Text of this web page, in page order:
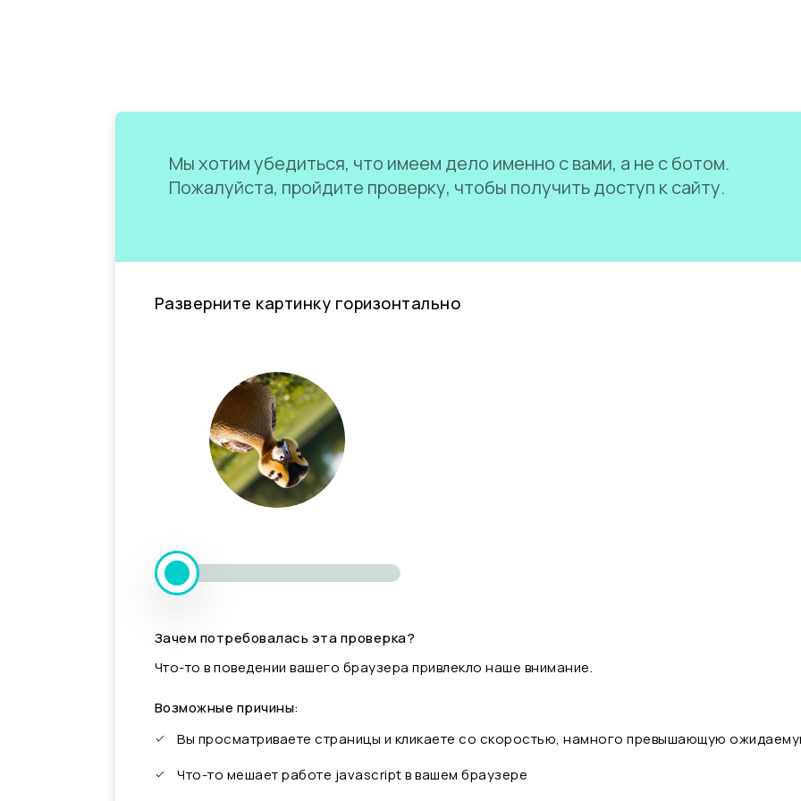
Мы хотим убедиться, что имеем дело именно с вами, а не с ботом.
Пожалуйста, пройдите проверку, чтобы получить доступ к сайту.
Разверните картинку горизонтально
Зачем потребовалась эта проверка?
Что-то в поведении вашего браузера привлекло наше внимание.
Возможные причины:
Вы просматриваете страницы и кликаете со скоростью, намного превышающую
Что-то мешает работе javascript в вашем браузере